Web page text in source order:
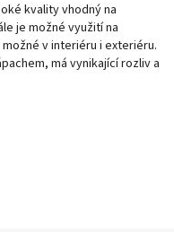
kvality vhodný na
je možné využití na
v interiéru i exteriéru.
má vynikající rozliv a